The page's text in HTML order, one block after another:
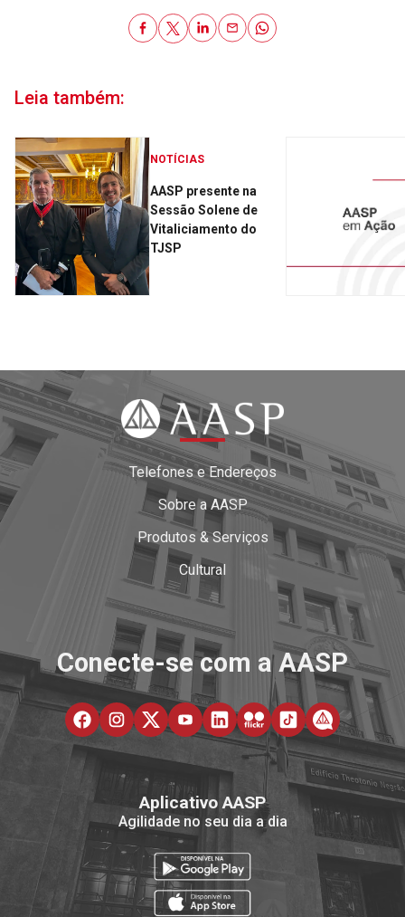
Leia também:
NOTÍCIAS
AASP presente na
Sessão Solene de
Vitaliciamento do
TJSP
Telefones e Endereços
Sobre a AASP
Produtos & Serviços
Cultural
Conecte-se com a AASP
Aplicativo AASP
Agilidade no seu dia a dia